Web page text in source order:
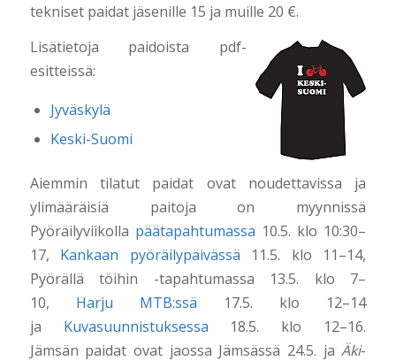
tekniset paidat jäsenille 15 ja muille 20 €.
Lisätietoja paidoista pdf-
esitteissä:
Jyväskylä
Keski-Suomi
Aiemmin tilatut paidat ovat noudettavissa ja
ylimääräisiä paitoja on myynnissä
Pyöräilyviikolla päätapahtumassa 10.5. klo 10:30–
17, Kankaan pyöräilypäivässä 11.5. klo 11–14,
Pyörällä töihin -tapahtumassa 13.5. klo 7–
10, Harju MTB:ssä 17.5. klo 12–14
ja Kuvasuunnistuksessa 18.5. klo 12–16.
Jämsän paidat ovat jaossa Jämsässä 24.5. jaÄki-